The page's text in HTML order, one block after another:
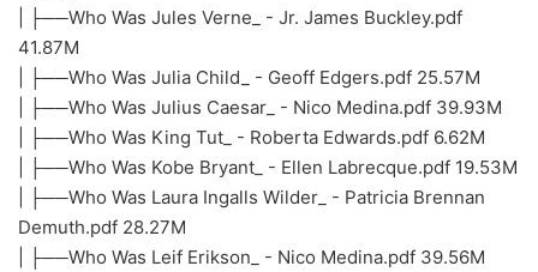
| ├──Who Was Jules Verne_ - Jr. James Buckley.pdf
41.87M
| ├──Who Was Julia Child_ - Geoff Edgers.pdf 25.57M
| ├──Who Was Julius Caesar_ - Nico Medina.pdf 39.93M
| ├──Who Was King Tut_ - Roberta Edwards.pdf 6.62M
| ├──Who Was Kobe Bryant_ - Ellen Labrecque.pdf 19.53M
| ├──Who Was Laura Ingalls Wilder_ - Patricia Brennan
Demuth.pdf 28.27M
| ├──Who Was Leif Erikson_ - Nico Medina.pdf 39.56M